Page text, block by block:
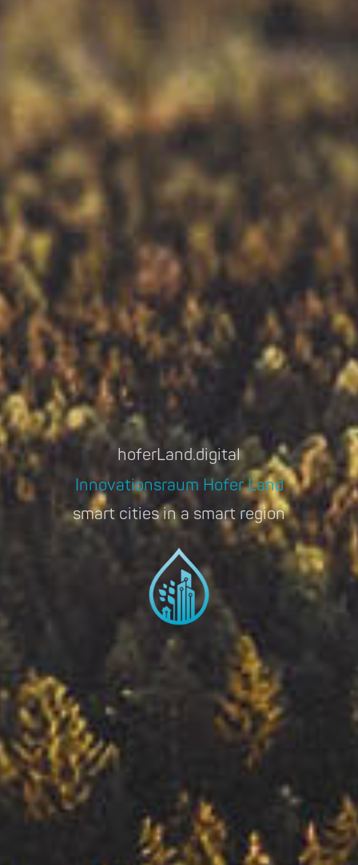
hoferLand.digital
Innovationsraum Hofer Land
smart cities in a smart region